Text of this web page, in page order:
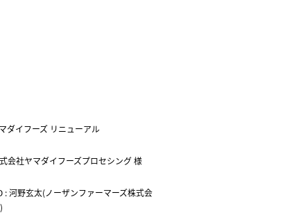
ダイフーズ リニューアル
会社ヤマダイフーズプロセシング 様
: 河野玄太(ノーザンファーマーズ株式会